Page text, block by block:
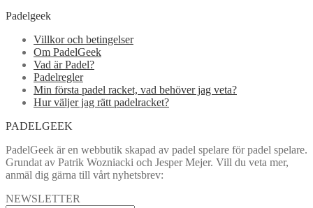
Padelgeek
Villkor och betingelser
Om PadelGeek
Vad är Padel?
Padelregler
Min första padel racket, vad behöver jag veta?
Hur väljer jag rätt padelracket?
PADELGEEK
PadelGeek är en webbutik skapad av padel spelare för padel spelare.
Grundat av Patrik Wozniacki och Jesper Mejer. Vill du veta mer,
anmäl dig gärna till vårt nyhetsbrev:
NEWSLETTER